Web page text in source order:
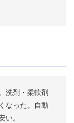
洗剤・柔軟剤
なった。自動
い。